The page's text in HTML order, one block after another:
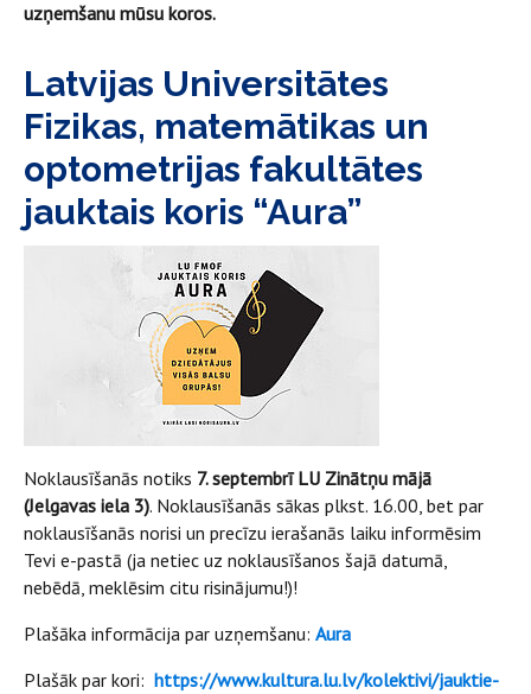
uzņemšanu mūsu koros.
Latvijas Universitātes
Fizikas, matemātikas un
optometrijas fakultātes
jauktais koris “Aura”
Noklausīšanās notiks 7. septembrī LU Zinātņu mājā
(Jelgavas iela 3). Noklausīšanās sākas plkst. 16.00, bet par
noklausīšanās norisi un precīzu ierašanās laiku informēsim
Tevi e-pastā (ja netiec uz noklausīšanos šajā datumā,
nebēdā, meklēsim citu risinājumu!)!
Plašāka informācija par uzņemšanu: Aura
Plašāk par kori: https://www.kultura.lu.lv/kolektivi/jauktie-